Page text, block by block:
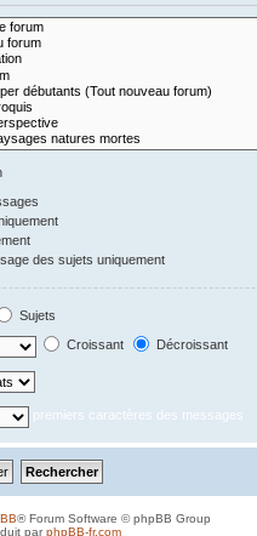
des sujets uniquement
Sujets
Croissant Décroissant
premiers caractères des messages
® Forum Software © phpBB Group
parphpBB-fr.com